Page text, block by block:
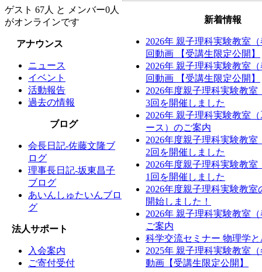
ゲスト 67人 と メンバー0人
がオンラインです
アナウンス
ニュース
イベント
活動報告
過去の情報
ブログ
会長日記-佐藤文隆ブ
ログ
理事長日記-坂東昌子
ブログ
あいんしゅたいんブロ
グ
法人サポート
入会案内
ご寄付受付
新着情報
2026年 親子理科実験教室
回動画 【受講生限定公開】
2026年 親子理科実験教室
回動画 【受講生限定公開】
2026年度親子理科実験教室
3回を開催しました
2026年 親子理科実験教室
ース）のご案内
2026年度親子理科実験教室
2回を開催しました
2026年度親子理科実験教室
1回を開催しました
2026年度親子理科実験教室
開始しました！
2026年 親子理科実験教室
ご案内
科学交流セミナー 物理学
2025年 親子理科実験教室
動画【受講生限定公開】